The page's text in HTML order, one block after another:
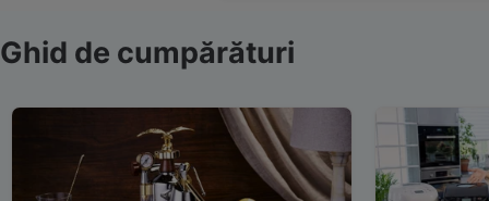
Ghid de cumpărături